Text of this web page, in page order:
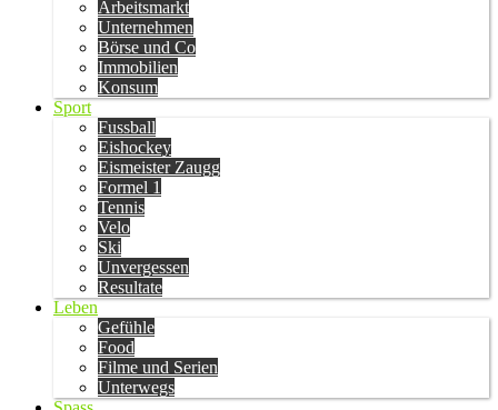
Arbeitsmarkt
Unternehmen
Börse und Co
Immobilien
Konsum
Sport
Fussball
Eishockey
Eismeister Zaugg
Formel 1
Tennis
Velo
Ski
Unvergessen
Resultate
Leben
Gefühle
Food
Filme und Serien
Unterwegs